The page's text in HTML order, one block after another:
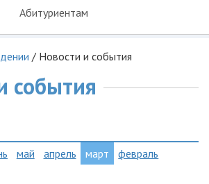
Абитуриентам
/ Новости и события
события
май апрель март
февраль